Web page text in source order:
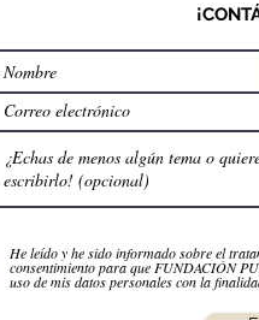
He leído y he sido informado sobre el
consentimiento para que FUNDACIÓN
uso de mis datos personales con la